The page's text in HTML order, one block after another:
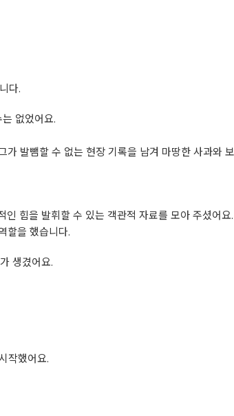
다.
없었어요.
발뺌할 수 없는 현장 기록을 남겨 마땅한 사과와
힘을 발휘할 수 있는 객관적 자료를 모아 주셨어요.
할을 했습니다.
생겼어요.
작했어요.